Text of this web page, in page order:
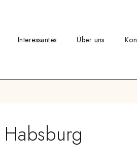
Interessantes Über uns
Habsburg